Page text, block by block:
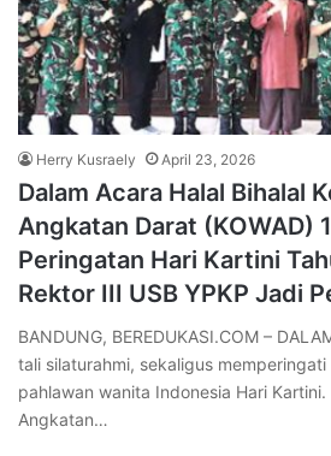
Herry Kusraely April 23, 2026
Dalam Acara Halal Bihalal
Angkatan Darat (KOWAD)
Peringatan Hari Kartini
Rektor III USB YPKP Jadi
BANDUNG, BEREDUKASI.COM –
tali silaturahmi, sekaligus
pahlawan wanita Indonesia Hari Kartini.
Angkatan…